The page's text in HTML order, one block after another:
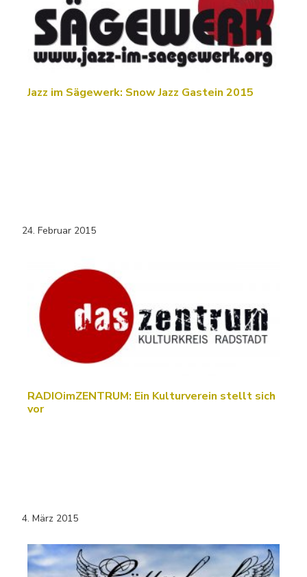
Jazz im Sägewerk: Snow Jazz Gastein 2015
24. Februar 2015
RADIOimZENTRUM: Ein Kulturverein stellt sich
vor
4. März 2015